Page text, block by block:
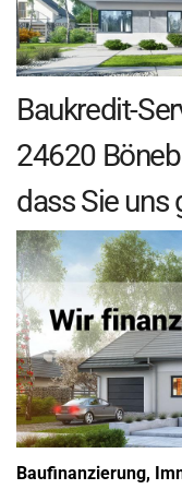
Baukredit-
24620
dass Sie uns
Baufinanzierung,